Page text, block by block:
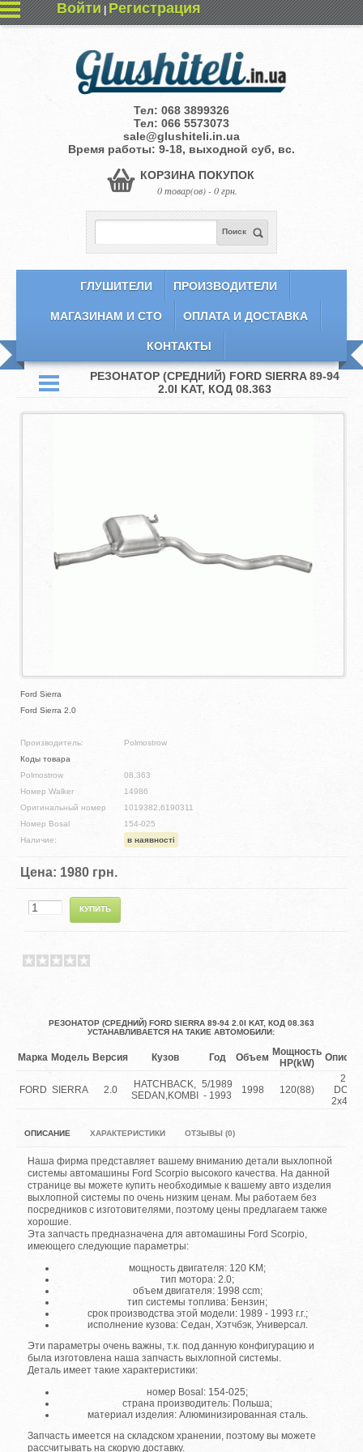
Войти|Регистрация
Тел: 068 3899326
Тел: 066 5573073
sale@glushiteli.in.ua
Время работы: 9-18, выходной суб, вс.
КОРЗИНА ПОКУПОК
0 товар(ов) - 0 грн.
Поиск
ГЛУШИТЕЛИ ПРОИЗВОДИТЕЛИ
МАГАЗИНАМ И СТО ОПЛАТА И ДОСТАВКА
КОНТАКТЫ
РЕЗОНАТОР (СРЕДНИЙ) FORD SIERRA 89-94
2.0I KAT, КОД 08.363
Ford Sierra
Ford Sierra 2.0
Производитель:
Polmostrow
Коды товара
Polmostrow
08.363
Номер Walker
14986
Оригинальный номер
1019382,6190311
Номер Bosal
154-025
Наличие:
в наявності
Цена: 1980 грн.
РЕЗОНАТОР (СРЕДНИЙ) FORD SIERRA 89-94 2.0I KAT, КОД 08.363
УСТАНАВЛИВАЕТСЯ НА ТАКИЕ АВТОМОБИЛИ:
Марка Модель Версия Кузов Год Объем Мощность
HP(kW)
FORD SIERRA 2.0
HATCHBACK,
SEDAN,KOMBI
5/1989
- 1993
1998 120(88)
2.0i
DOHC
2x4/
ОПИСАНИЕ ХАРАКТЕРИСТИКИ ОТЗЫВЫ (0)
Наша фирма представляет вашему вниманию детали выхлопной
системы автомашины Ford Scorpio высокого качества. На данной
странице вы можете купить необходимые к вашему авто изделия
выхлопной системы по очень низким ценам. Мы работаем без
посредников с изготовителями, поэтому цены предлагаем также
хорошие.
Эта запчасть предназначена для автомашины Ford Scorpio,
имеющего следующие параметры:
мощность двигателя: 120 KM;
тип мотора: 2.0;
объем двигателя: 1998 ccm;
тип системы топлива: Бензин;
срок производства этой модели: 1989 - 1993 г.г.;
исполнение кузова: Седан, Хэтчбэк, Универсал.
Эти параметры очень важны, т.к. под данную конфигурацию и
была изготовлена наша запчасть выхлопной системы.
Деталь имеет такие характеристики:
номер Bosal: 154-025;
страна производитель: Польша;
материал изделия: Алюминизированная сталь.
Запчасть имеется на складском хранении, поэтому вы можете
рассчитывать на скорую доставку.